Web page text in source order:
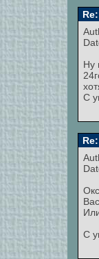
Ну
С
С